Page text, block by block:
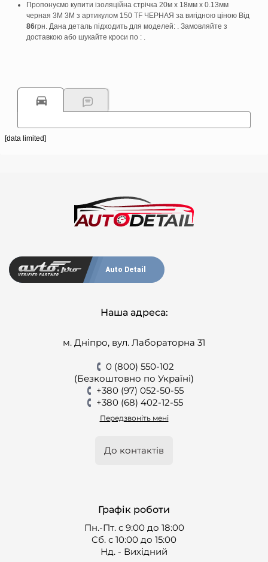
Пропонуємо купити ізоляційна стрічка 20м х 18мм х 0.13мм
черная 3M 3M з артикулом 150 TF ЧЕРНАЯ за вигідною ціною Від
86грн. Дана деталь підходить для моделей: . Замовляйте з
доставкою або шукайте кроси по : .
[data limited]
Auto Detail
Наша адреса:
м. Дніпро, вул. Лабораторна 31
0 (800) 550-102
(Безкоштовно по Україні)
+380 (97) 052-50-55
+380 (68) 402-12-55
Передзвоніть мені
До контактів
Графік роботи
Пн.-Пт. с 9:00 до 18:00
Cб. с 10:00 до 15:00
Нд. - Вихідний